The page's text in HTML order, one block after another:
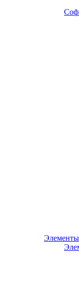
Элементы